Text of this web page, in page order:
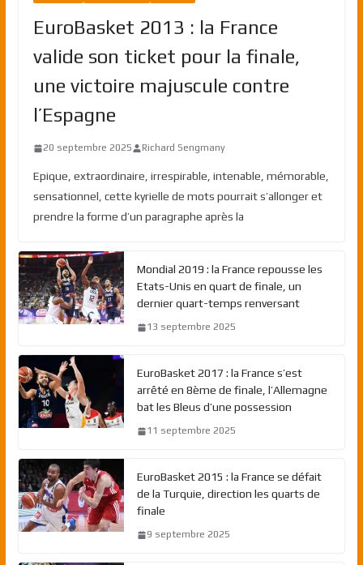
EuroBasket 2013 : la France
valide son ticket pour la finale,
une victoire majuscule contre
l’Espagne
20 septembre 2025 Richard Sengmany
Epique, extraordinaire, irrespirable, intenable, mémorable,
sensationnel, cette kyrielle de mots pourrait s’allonger et
prendre la forme d’un paragraphe après la
Mondial 2019 : la France repousse les
Etats-Unis en quart de finale, un
dernier quart-temps renversant
13 septembre 2025
EuroBasket 2017 : la France s’est
arrêté en 8ème de finale, l’Allemagne
bat les Bleus d’une possession
11 septembre 2025
EuroBasket 2015 : la France se défait
de la Turquie, direction les quarts de
finale
9 septembre 2025